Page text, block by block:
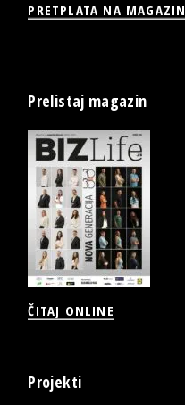
PRETPLATA NA MAGAZIN
Prelistaj magazin
ČITAJ ONLINE
Projekti